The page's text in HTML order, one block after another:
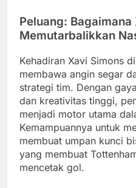
Peluang: Bagaimana
Memutarbalikkan
Kehadiran Xavi Simons
membawa angin segar
strategi tim. Dengan
dan kreativitas tinggi,
menjadi motor utama
Kemampuannya untuk
membuat umpan kunci
yang membuat
mencetak gol.